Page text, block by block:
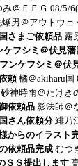
み＠ＦＥＧ 08/5/
男＠アウトウェ
さまご依頼品 霧
フシミ＠伏見藩
ンケフシミ＠伏
頼 橘＠akiharu国
砂神時雨＠たけき
依頼品 影法師＠
さん依頼分 緋乃
からのイラスト
依頼品完成 むつ
ＳＳ提出します